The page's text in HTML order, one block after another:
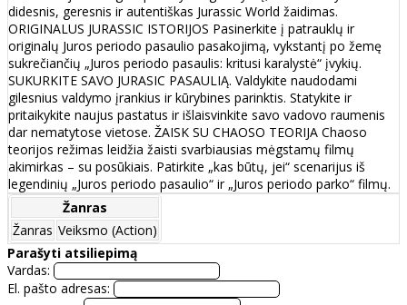
didesnis, geresnis ir autentiškas Jurassic World žaidimas.
ORIGINALUS JURASSIC ISTORIJOS Pasinerkite į patrauklų ir
originalų Juros periodo pasaulio pasakojimą, vykstantį po žemę
sukrečiančių „Juros periodo pasaulis: kritusi karalystė“ įvykių.
SUKURKITE SAVO JURASIC PASAULIĄ. Valdykite naudodami
gilesnius valdymo įrankius ir kūrybines parinktis. Statykite ir
pritaikykite naujus pastatus ir išlaisvinkite savo vadovo raumenis
dar nematytose vietose. ŽAISK SU CHAOSO TEORIJA Chaoso
teorijos režimas leidžia žaisti svarbiausias mėgstamų filmų
akimirkas – su posūkiais. Patirkite „kas būtų, jei“ scenarijus iš
legendinių „Juros periodo pasaulio“ ir „Juros periodo parko“ filmų.
Žanras
Žanras Veiksmo (Action)
Parašyti atsiliepimą
Vardas:
El. pašto adresas: